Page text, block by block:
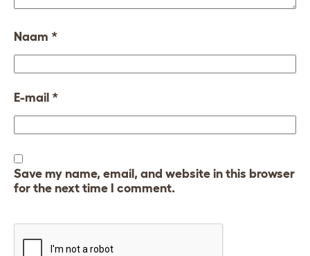
Naam *
E-mail *
Save my name, email, and website in this browser
for the next time I comment.